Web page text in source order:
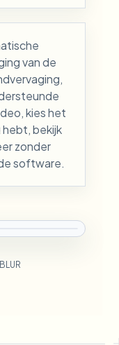
van de
kies het
bekijk
zonder
software.